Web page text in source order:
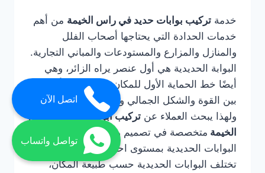
خدمة تركيب بوابات حديد في راس الخيمة من أهم
خدمات الحدادة التي يحتاجها أصحاب الفلل
والمنازل والمزارع والمستودعات والمباني التجارية.
البوابة الحديدية هي أول عنصر يراه الزائر، وهي
أيضًا خط الحماية الأول للمكان، لذلك يجب أن تجمع
بين القوة والشكل الجمالي وسهولة الاستخدام.
ولهذا يبحث العملاء عن تركيب ابواب حديد في راس
الخيمة متخصصة في تصميم وتصنيع وتركيب
البوابات الحديدية بمستوى احترافي.
تختلف البوابات الحديدية حسب طبيعة المكان،
اتصل الآن
تواصل واتساب